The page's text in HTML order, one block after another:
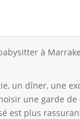
à
un dîner, une
une garde
est plus